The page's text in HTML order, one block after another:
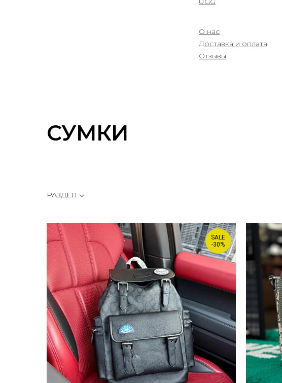
О нас
Доставка и оплата
Отзывы
СУМКИ
РАЗДЕЛ
SALE
-30%